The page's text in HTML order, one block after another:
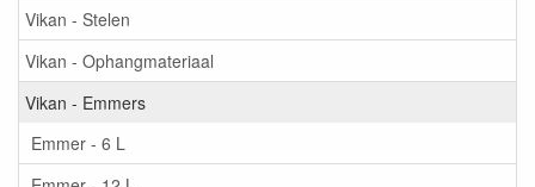
Vikan - Stelen
Vikan - Ophangmateriaal
Vikan - Emmers
Emmer - 6 L